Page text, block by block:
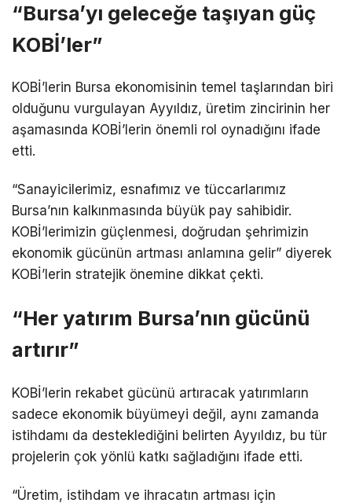
“Bursa’yı geleceğe taşıyan güç
KOBİ’ler”
KOBİ’lerin Bursa ekonomisinin temel taşlarından biri
olduğunu vurgulayan Ayyıldız, üretim zincirinin her
aşamasında KOBİ’lerin önemli rol oynadığını ifade
etti.
“Sanayicilerimiz, esnafımız ve tüccarlarımız
Bursa’nın kalkınmasında büyük pay sahibidir.
KOBİ’lerimizin güçlenmesi, doğrudan şehrimizin
ekonomik gücünün artması anlamına gelir” diyerek
KOBİ’lerin stratejik önemine dikkat çekti.
“Her yatırım Bursa’nın gücünü
artırır”
KOBİ’lerin rekabet gücünü artıracak yatırımların
sadece ekonomik büyümeyi değil, aynı zamanda
istihdamı da desteklediğini belirten Ayyıldız, bu tür
projelerin çok yönlü katkı sağladığını ifade etti.
“Üretim, istihdam ve ihracatın artması için